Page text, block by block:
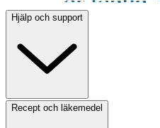
Hjälp och support
Recept och läkemedel